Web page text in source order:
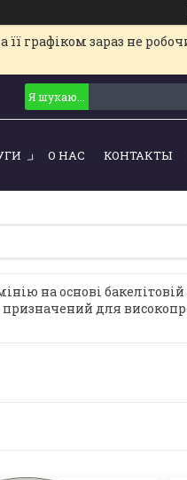
графіком зараз не
О НАС КОНТАКТЫ
на основі
для